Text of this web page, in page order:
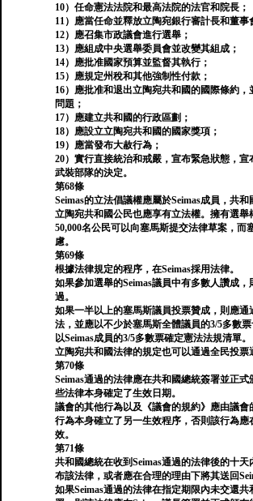
10）任命憲法法院和最高法院的法官和院長；
11）應當任命並釋放立陶宛銀行審計長和董事
12）應召集市政議會進行選舉；
13）應組成中央選舉委員會並改變其組成；
14）應批准國家預算並監督其執行；
15）應規定州稅和其他強制性付款；
16）應批准和退出立陶宛共和國的國際條約
問題；
17）應建立共和國的行政區劃；
18）應設立立陶宛共和國的國家獎項；
19）應當發布大赦行為；
20）實行直接統治和戒嚴，宣布緊急狀態，宣
武裝部隊的決定。
第68條
Seimas的立法倡議權應屬於Seimas成員，共和
立陶宛共和國公民也應享有立法權。擁有選舉
50,000名公民可以向塞馬斯提交法律草案，而
慮。
第69條
根據法律規定的程序，在Seimas採用法律。
如果參加選舉的Seimas議員中有多數人讚成
過。
如果一半以上的塞馬斯議員投票贊成，則應通
法，並應以不少於塞馬斯全體議員的3/5多數
以Seimas成員的3/5多數票確定憲法法規清單。
立陶宛共和國法律的規定也可以通過全民投票
第70條
Seimas通過的法律應在共和國總統簽署並正
些法律本身確定了生效日期。
議會的其他行為以及《議會的規約》應由議會
行為本身確立了另一生效程序，否則該行為應
效。
第71條
共和國總統在收到Seimas通過的法律後的十
布該法律，或者應在合理的理由下將其送回
如果Seimas通過的法律在指定期限內未交還